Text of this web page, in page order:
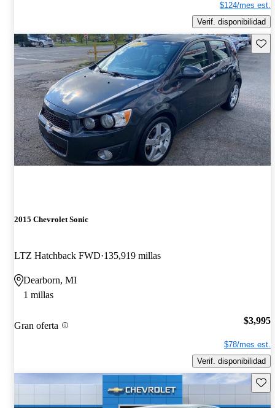
$124/mes est.
Verif. disponibilidad
2015 Chevrolet Sonic
LTZ Hatchback FWD 135,919 millas
Dearborn, MI
1 millas
Gran oferta $3,995
$78/mes est.
Verif. disponibilidad